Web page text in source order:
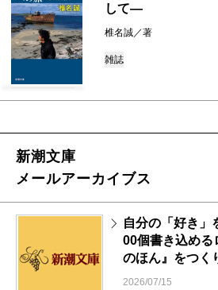
して―
椎名誠／著
雑誌
新潮文庫
メールアーカイブス
自分の「好き」
00個書き込める
のほん』をつく
2026/07/15